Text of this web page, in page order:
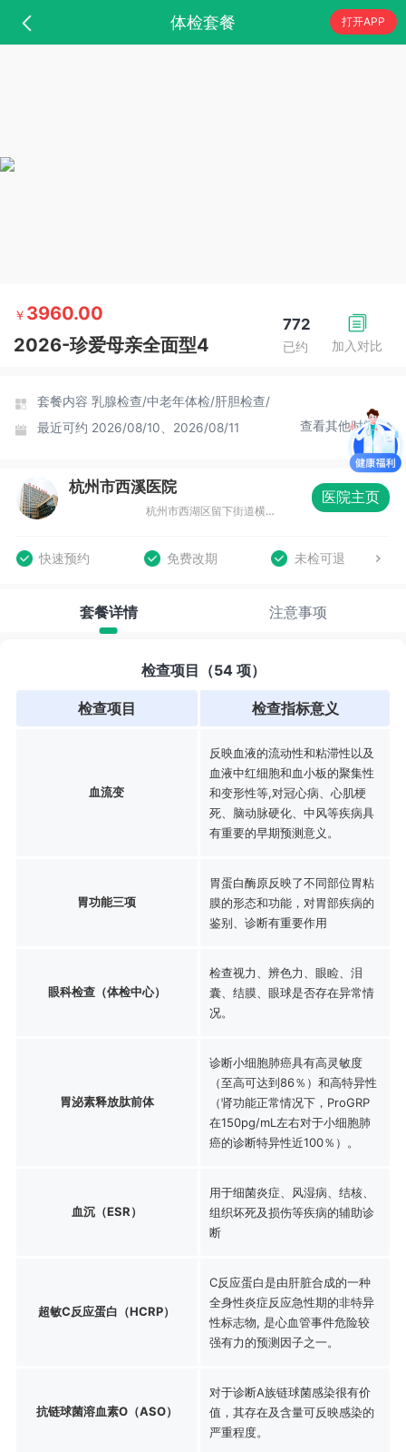
体检套餐 打开APP
加入对比
772
已约
￥ 3960.00
2026-珍爱母亲全面型4
套餐内容 乳腺检查/中老年体检/肝胆检查/
最近可约 2026/08/10、2026/08/11 查看其他时间
杭州市西溪医院
杭州市西湖区留下街道横埠街2号杭州市西溪医院1号楼门诊四楼健康管理中心
医院主页
快速预约 免费改期 未检可退
套餐详情 注意事项
检查项目（54 项）
检查项目 检查指标意义
血流变
反映血液的流动性和粘滞性以及
血液中红细胞和血小板的聚集性
和变形性等,对冠心病、心肌梗
死、脑动脉硬化、中风等疾病具
有重要的早期预测意义。
胃功能三项
胃蛋白酶原反映了不同部位胃粘
膜的形态和功能，对胃部疾病的
鉴别、诊断有重要作用
眼科检查（体检中心）
检查视力、辨色力、眼睑、泪
囊、结膜、眼球是否存在异常情
况。
胃泌素释放肽前体
诊断小细胞肺癌具有高灵敏度
（至高可达到86％）和高特异性
（肾功能正常情况下，ProGRP
在150pg/mL左右对于小细胞肺
癌的诊断特异性近100％）。
血沉（ESR）
用于细菌炎症、风湿病、结核、
组织坏死及损伤等疾病的辅助诊
断
超敏C反应蛋白（HCRP）
C反应蛋白是由肝脏合成的一种
全身性炎症反应急性期的非特异
性标志物, 是心血管事件危险较
强有力的预测因子之一。
抗链球菌溶血素O（ASO）
对于诊断A族链球菌感染很有价
值，其存在及含量可反映感染的
严重程度。